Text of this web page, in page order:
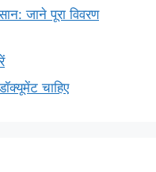
जाने पूरा विवरण
चाहिए